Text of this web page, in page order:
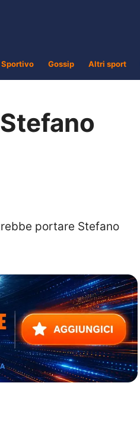
Sportivo Gossip Altri sport
portare Stefano